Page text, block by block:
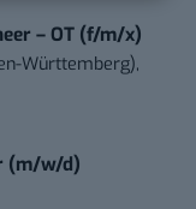
– OT (f/m/x)
Württemberg),
(m/w/d)